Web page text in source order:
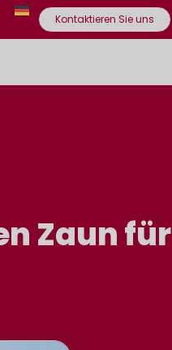
Kontaktieren Sie uns
Zaun für